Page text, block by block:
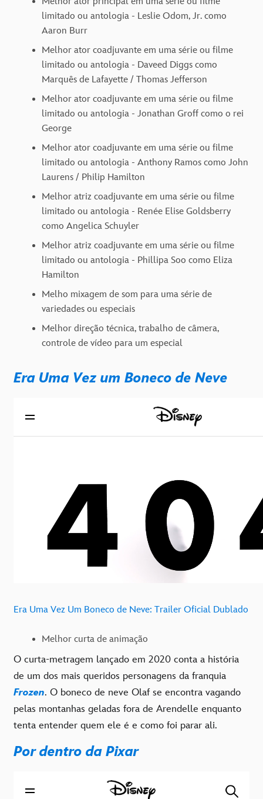
limitado ou antologia - Leslie Odom, Jr. como
Aaron Burr
Melhor ator coadjuvante em uma série ou filme
limitado ou antologia - Daveed Diggs como
Marquês de Lafayette / Thomas Jefferson
Melhor ator coadjuvante em uma série ou filme
limitado ou antologia - Jonathan Groff como o rei
George
Melhor ator coadjuvante em uma série ou filme
limitado ou antologia - Anthony Ramos como John
Laurens / Philip Hamilton
Melhor atriz coadjuvante em uma série ou filme
limitado ou antologia - Renée Elise Goldsberry
como Angelica Schuyler
Melhor atriz coadjuvante em uma série ou filme
limitado ou antologia - Phillipa Soo como Eliza
Hamilton
Melho mixagem de som para uma série de
variedades ou especiais
Melhor direção técnica, trabalho de câmera,
controle de vídeo para um especial
Era Uma Vez um Boneco de Neve
Era Uma Vez Um Boneco de Neve: Trailer Oficial Dublado
Melhor curta de animação
O curta-metragem lançado em 2020 conta a história
de um dos mais queridos personagens da franquia
Frozen. O boneco de neve Olaf se encontra vagando
pelas montanhas geladas fora de Arendelle enquanto
tenta entender quem ele é e como foi parar ali.
Por dentro da Pixar